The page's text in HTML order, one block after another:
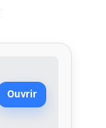
Ouvrir